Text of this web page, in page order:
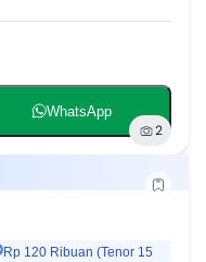
WhatsApp
2
Rp 120 Ribuan (Tenor 15